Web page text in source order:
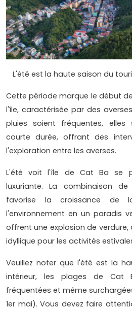
L'été est la haute saison du
Cette période marque le début
l'île, caractérisée par des
pluies soient fréquentes, elles
courte durée, offrant des
l'exploration entre les averses.
L'été voit l'île de Cat Ba se
luxuriante. La combinaison
favorise la croissance de
l'environnement en un paradis
offrent une explosion de
idyllique pour les activités
Veuillez noter que l'été est la
intérieur, les plages de Cat
fréquentées et même
1er mai). Vous devez faire